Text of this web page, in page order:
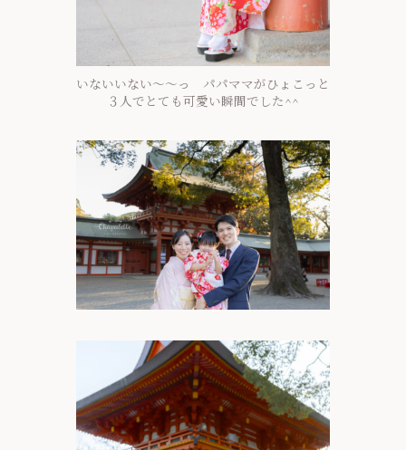
いないいない～～っ パパママがひょこっと
３人でとても可愛い瞬間でした^^